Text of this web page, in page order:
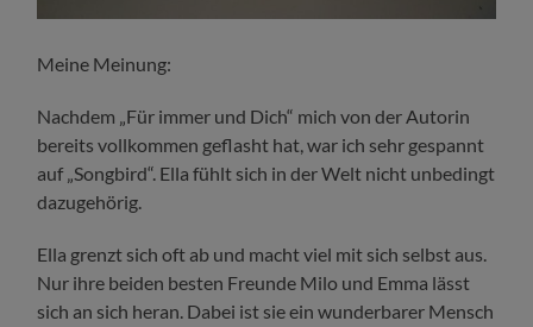
Meine Meinung:
Nachdem „Für immer und Dich“ mich von der Autorin
bereits vollkommen geflasht hat, war ich sehr gespannt
auf „Songbird“. Ella fühlt sich in der Welt nicht unbedingt
dazugehörig.
Ella grenzt sich oft ab und macht viel mit sich selbst aus.
Nur ihre beiden besten Freunde Milo und Emma lässt
sich an sich heran. Dabei ist sie ein wunderbarer Mensch